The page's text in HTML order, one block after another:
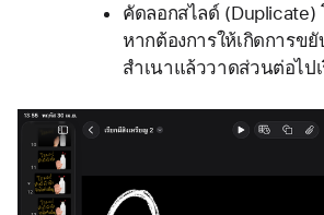
คัดลอกสไลด์ (Duplicate)
หากต้องการให้เกิดการข
สำเนาแล้ววาดส่วนต่อไป